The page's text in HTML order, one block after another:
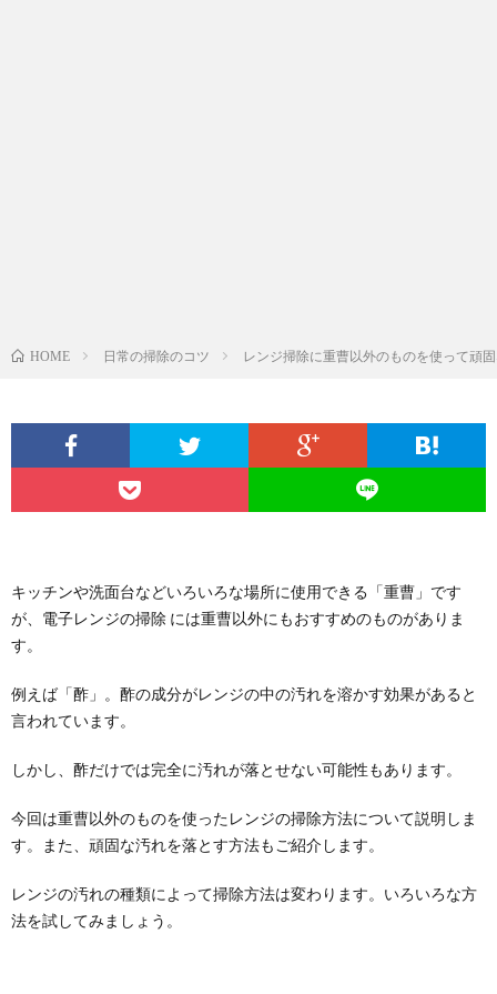
HOME 日常の掃除のコツ レンジ掃除に重曹以外のものを使って頑
キッチンや洗面台などいろいろな場所に使用できる「重曹」です
が、電子レンジの掃除 には重曹以外にもおすすめのものがありま
す。
例えば「酢」。酢の成分がレンジの中の汚れを溶かす効果があると
言われています。
しかし、酢だけでは完全に汚れが落とせない可能性もあります。
今回は重曹以外のものを使ったレンジの掃除方法について説明しま
す。また、頑固な汚れを落とす方法もご紹介します。
レンジの汚れの種類によって掃除方法は変わります。いろいろな方
法を試してみましょう。